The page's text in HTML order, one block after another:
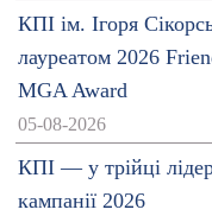
КПІ ім. Ігоря
лауреатом 2026
MGA Award
05-08-2026
КПІ — у трійці
кампанії 2026